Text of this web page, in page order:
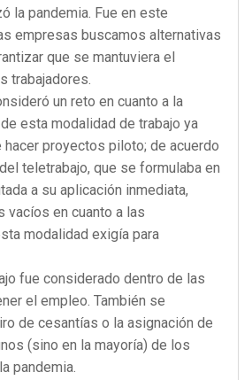
la pandemia. Fue en este
empresas buscamos alternativas
que se mantuviera el
trabajadores.
un reto en cuanto a la
esta modalidad de trabajo ya
hacer proyectos piloto; de acuerdo
teletrabajo, que se formulaba en
a su aplicación inmediata,
vacíos en cuanto a las
modalidad exigía para
fue considerado dentro de las
el empleo. También se
de cesantías o la asignación de
(sino en la mayoría) de los
pandemia.